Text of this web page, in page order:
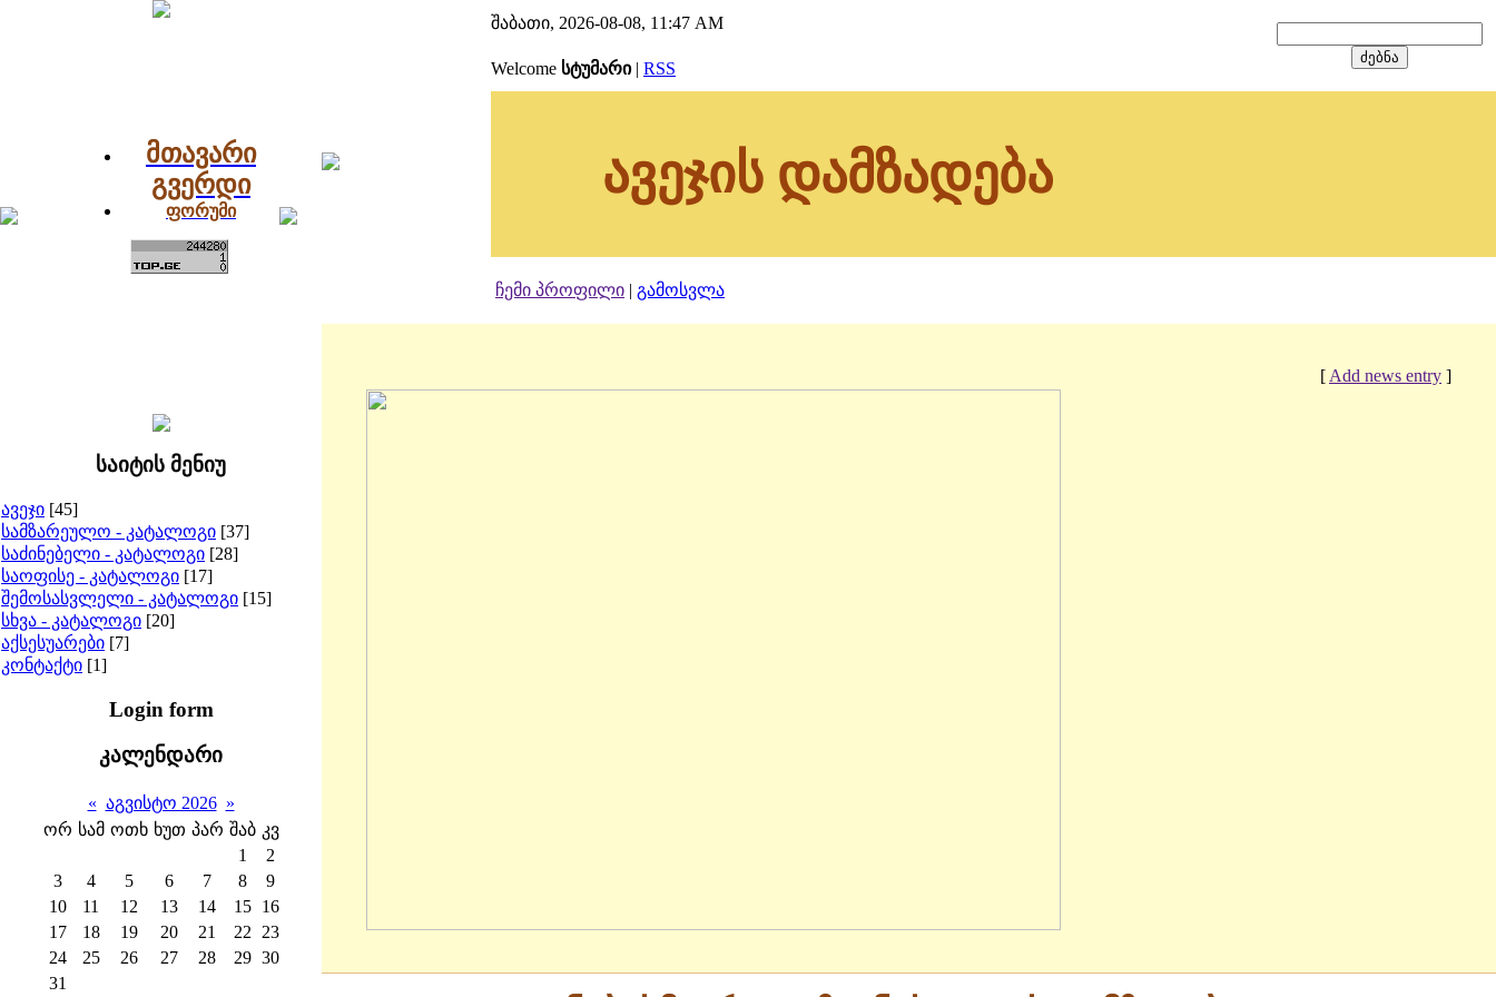
მთავარი
გვერდი
ფორუმი
საიტის მენიუ
ავეჯი [45]
სამზარეულო - კატალოგი [37]
საძინებელი - კატალოგი [28]
საოფისე - კატალოგი [17]
შემოსასვლელი - კატალოგი [15]
სხვა - კატალოგი [20]
აქსესუარები [7]
კონტაქტი [1]
Login form
კალენდარი
« აგვისტო 2026 »
ორ სამ ოთხ ხუთ პარ შაბ კვ
1
2
3
4 5 6 7 8
9
10
11 12 13 14 15
16
17
18 19 20 21 22
23
24
25 26 27 28 29 30
31
შაბათი, 2026-08-08, 11:47 AM
Welcome სტუმარი| RSS
ავეჯის დამზადება
ჩემი პროფილი | გამოსვლა
[ Add news entry ]